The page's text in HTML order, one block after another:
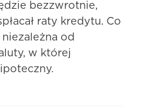
bezzwrotnie,
raty kredytu. Co
od
w której